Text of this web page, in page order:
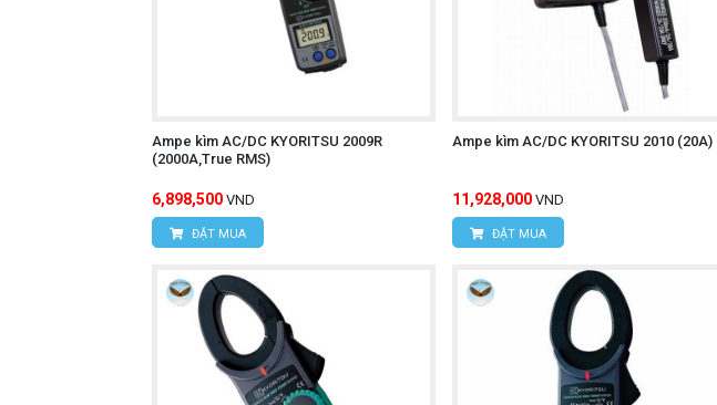
Ampe kìm AC/DC KYORITSU 2009R
(2000A,True RMS)
6,898,500 VND
ĐẶT MUA
Ampe kìm AC/DC KYORITSU 2010 (20A)
11,928,000 VND
ĐẶT MUA